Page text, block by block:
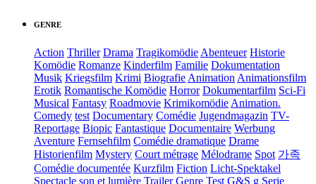
GENRE
Action Thriller Drama Tragikomödie Abenteuer Historie
Komödie Romanze Kinderfilm Familie Dokumentation
Musik Kriegsfilm Krimi Biografie Animation Animationsfilm
Erotik Romantische Komödie Horror Dokumentarfilm Sci-Fi
Musical Fantasy Roadmovie Krimikomödie Animation.
Comedy test Documentary Comédie Jugendmagazin TV-
Reportage Biopic Fantastique Documentaire Werbung
Aventure Fernsehfilm Comédie dramatique Drame
Historienfilm Mystery Court métrage Mélodrame Spot 가족
Comédie documentée Kurzfilm Fiction Licht-Spektakel
Spectacle son et lumière Trailer Genre Test G&S g Serie